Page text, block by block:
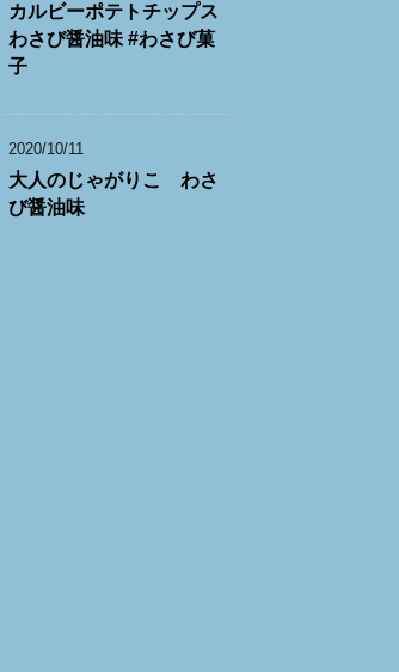
カルビーポテトチップス
わさび醤油味 #わさび菓
子
2020/10/11
大人のじゃがりこ わさ
び醤油味